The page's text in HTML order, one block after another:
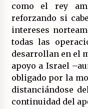
para
16/
contra
El
como el rey
reforzando si
intereses
todas las
desarrollan en el
apoyo a Israel
obligado por la
distanciándose
continuidad del